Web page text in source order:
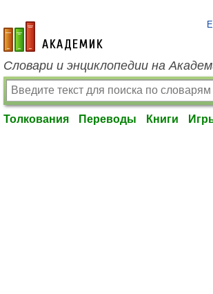
academic.ru
Словари и энциклопедии на
Толкования Переводы Книги